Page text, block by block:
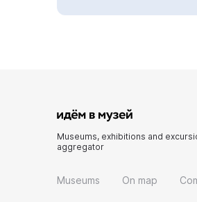
Museums, exhibitions and
aggregator
Museums On map